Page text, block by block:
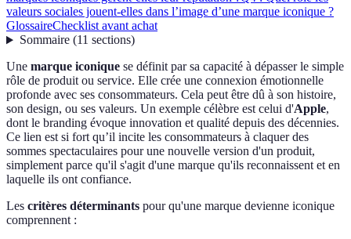
valeurs sociales jouent-elles dans l’image d’une marque iconique ?
GlossaireChecklist avant achat
Sommaire(11 sections)
Une marque iconique se définit par sa capacité à dépasser le simple
rôle de produit ou service. Elle crée une connexion émotionnelle
profonde avec ses consommateurs. Cela peut être dû à son histoire,
son design, ou ses valeurs. Un exemple célèbre est celui d'Apple,
dont le branding évoque innovation et qualité depuis des décennies.
Ce lien est si fort qu’il incite les consommateurs à claquer des
sommes spectaculaires pour une nouvelle version d'un produit,
simplement parce qu'il s'agit d'une marque qu'ils reconnaissent et en
laquelle ils ont confiance.
Les critères déterminants pour qu'une marque devienne iconique
comprennent :